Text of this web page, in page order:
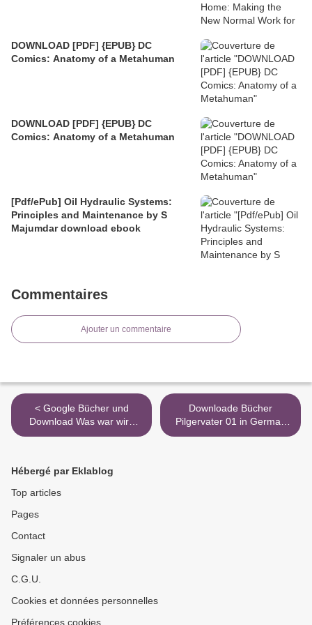
DOWNLOAD [PDF] {EPUB} DC
Comics: Anatomy of a Metahuman
DOWNLOAD [PDF] {EPUB} DC
Comics: Anatomy of a Metahuman
[Pdf/ePub] Oil Hydraulic Systems:
Principles and Maintenance by S
Majumdar download ebook
Commentaires
Ajouter un commentaire
< Google Bücher und
Download Was war wird
sein Friedrich Schmidt
Downloade Bücher
Pilgervater 01 in German
Dirk Wehner
Hébergé par Eklablog
Top articles
Pages
Contact
Signaler un abus
C.G.U.
Cookies et données personnelles
Préférences cookies